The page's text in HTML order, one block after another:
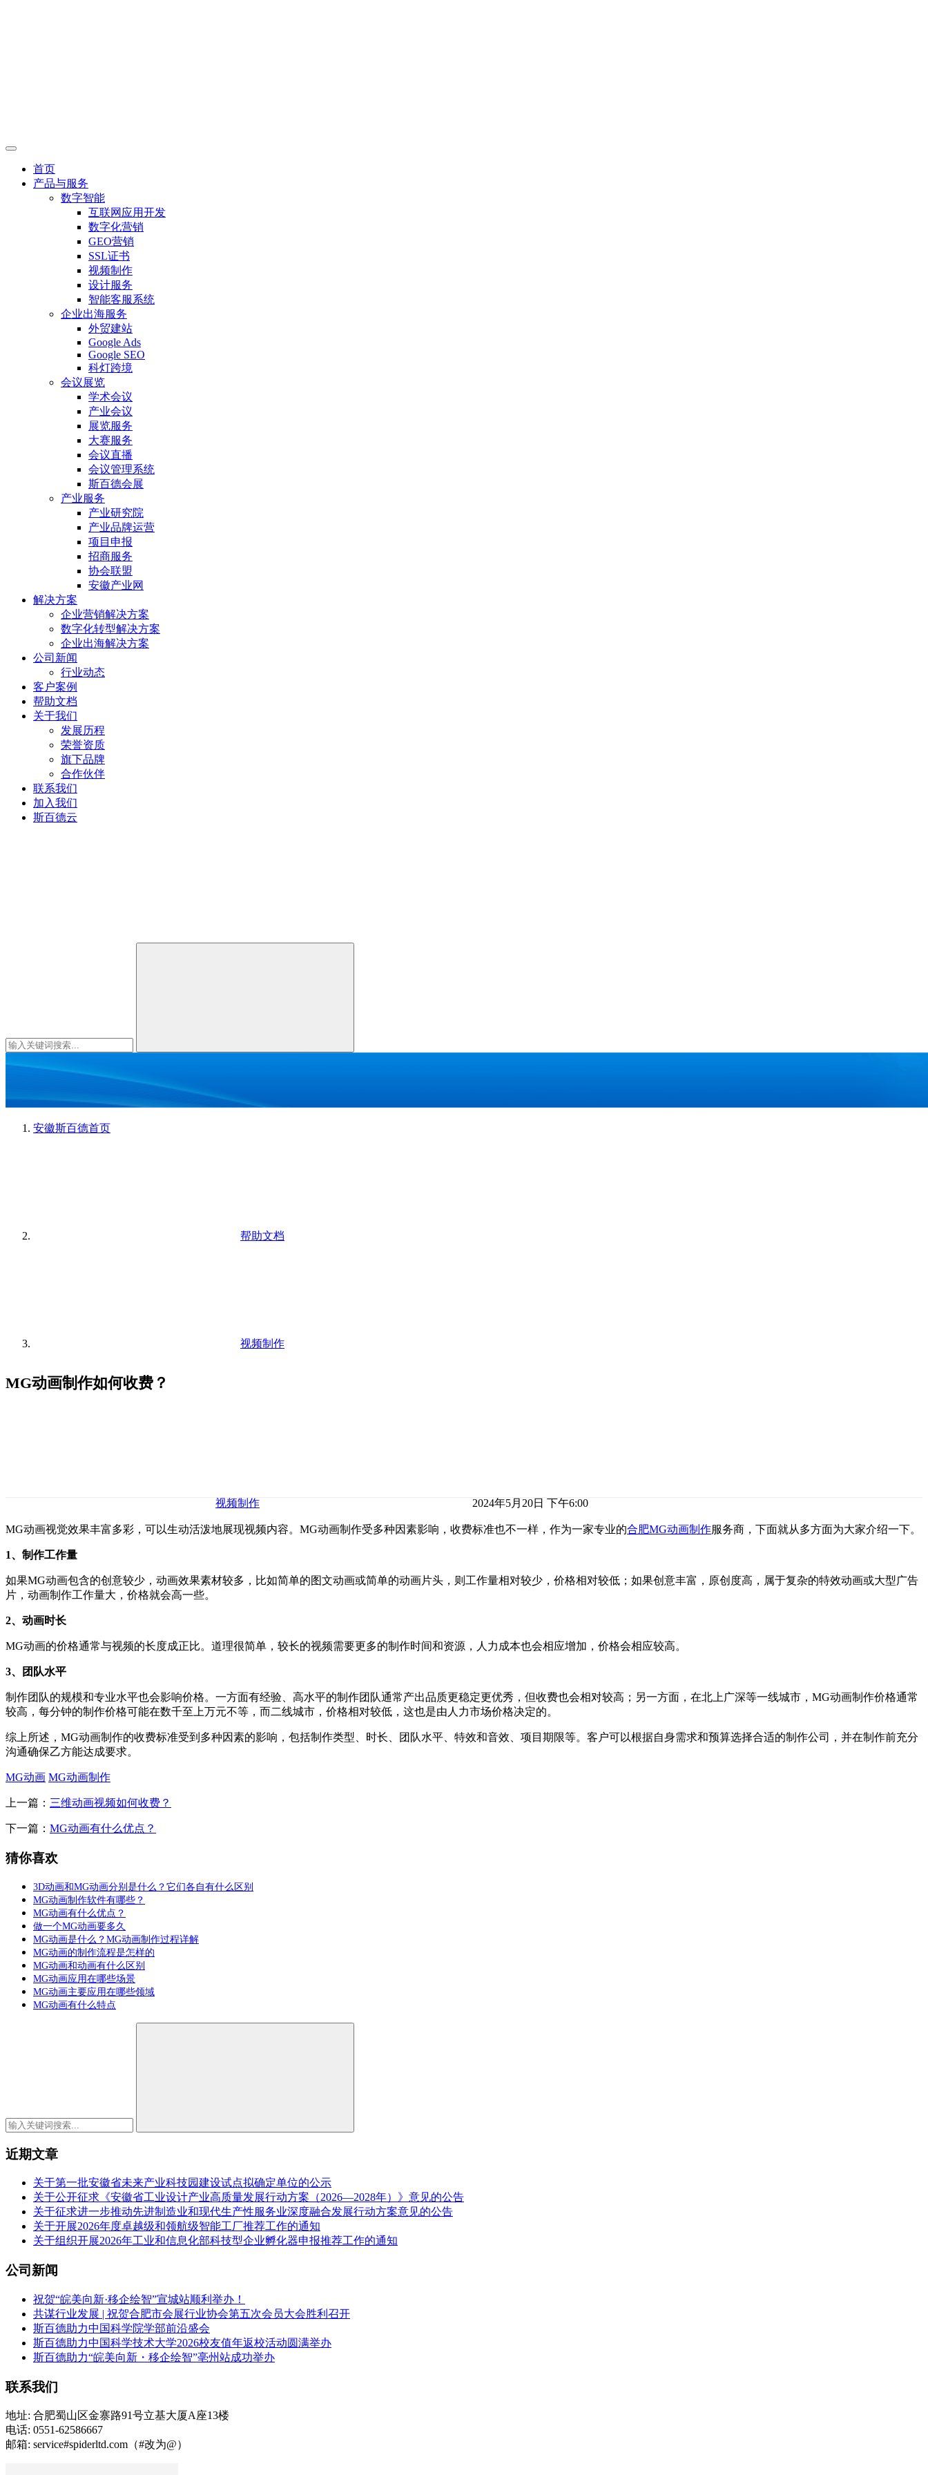
首页
产品与服务
数字智能
互联网应用开发
数字化营销
GEO营销
SSL证书
视频制作
设计服务
智能客服系统
企业出海服务
外贸建站
Google Ads
Google SEO
科灯跨境
会议展览
学术会议
产业会议
展览服务
大赛服务
会议直播
会议管理系统
斯百德会展
产业服务
产业研究院
产业品牌运营
项目申报
招商服务
协会联盟
安徽产业网
解决方案
企业营销解决方案
数字化转型解决方案
企业出海解决方案
公司新闻
行业动态
客户案例
帮助文档
关于我们
发展历程
荣誉资质
旗下品牌
合作伙伴
联系我们
加入我们
斯百德云
安徽斯百德首页
帮助文档
视频制作
MG动画制作如何收费？
视频制作 2024年5月20日 下午6:00
MG动画视觉效果丰富多彩，可以生动活泼地展现视频内容。MG动画制作受多种因素影响，收费标准也不一样，作为一家专业的合肥MG动画制作服务商，下面就从多方面为大家介绍一下。
1、制作工作量
如果MG动画包含的创意较少，动画效果素材较多，比如简单的图文动画或简单的动画片头，则工作量相对较少，价格相对较低；如果创意丰富，原创度高，属于复杂的特效动画或大型广告
片，动画制作工作量大，价格就会高一些。
2、动画时长
MG动画的价格通常与视频的长度成正比。道理很简单，较长的视频需要更多的制作时间和资源，人力成本也会相应增加，价格会相应较高。
3、团队水平
制作团队的规模和专业水平也会影响价格。一方面有经验、高水平的制作团队通常产出品质更稳定更优秀，但收费也会相对较高；另一方面，在北上广深等一线城市，MG动画制作价格通常
较高，每分钟的制作价格可能在数千至上万元不等，而二线城市，价格相对较低，这也是由人力市场价格决定的。
综上所述，MG动画制作的收费标准受到多种因素的影响，包括制作类型、时长、团队水平、特效和音效、项目期限等。客户可以根据自身需求和预算选择合适的制作公司，并在制作前充分
沟通确保乙方能达成要求。
MG动画 MG动画制作
上一篇： 三维动画视频如何收费？
下一篇： MG动画有什么优点？
猜你喜欢
3D动画和MG动画分别是什么？它们各自有什么区别
MG动画制作软件有哪些？
MG动画有什么优点？
做一个MG动画要多久
MG动画是什么？MG动画制作过程详解
MG动画的制作流程是怎样的
MG动画和动画有什么区别
MG动画应用在哪些场景
MG动画主要应用在哪些领域
MG动画有什么特点
近期文章
关于第一批安徽省未来产业科技园建设试点拟确定单位的公示
关于公开征求《安徽省工业设计产业高质量发展行动方案（2026—2028年）》意见的公告
关于征求进一步推动先进制造业和现代生产性服务业深度融合发展行动方案意见的公告
关于开展2026年度卓越级和领航级智能工厂推荐工作的通知
关于组织开展2026年工业和信息化部科技型企业孵化器申报推荐工作的通知
公司新闻
祝贺“皖美向新·移企绘智”宣城站顺利举办！
共谋行业发展 | 祝贺合肥市会展行业协会第五次会员大会胜利召开
斯百德助力中国科学院学部前沿盛会
斯百德助力中国科学技术大学2026校友值年返校活动圆满举办
斯百德助力“皖美向新・移企绘智”亳州站成功举办
联系我们
地址: 合肥蜀山区金寨路91号立基大厦A座13楼
电话: 0551-62586667
邮箱: service#spiderltd.com（#改为@）